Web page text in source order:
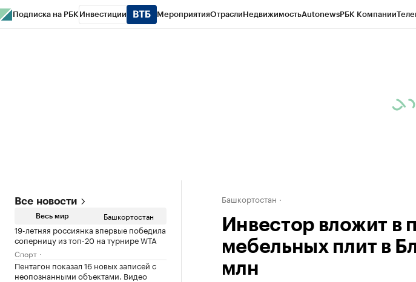
Подписка на РБК Инвестиции МероприятияОтраслиНедвижимостьAutonewsРБК Компании
Все новости
Весь мир Башкортостан
19-летняя россиянка впервые победила
соперницу из топ-20 на турнире WTA
Спорт
Пентагон показал 16 новых записей с
неопознанными объектами. Видео
Башкортостан
Инвестор вложит в
мебельных плит в
млн